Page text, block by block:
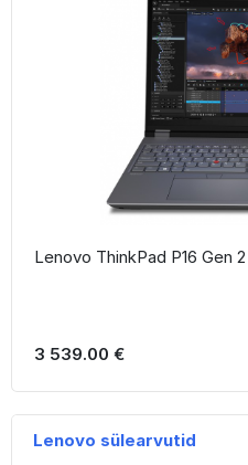
Lenovo ThinkPad P16 Gen
3 539.00 €
Lenovo sülearvutid